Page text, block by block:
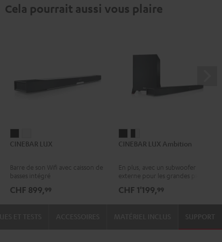
Cela pourrait aussi vous plaire
LUXLUX
CINEBAR LUX
Barre de son Wifi avec caisson de
basses intégré
CHF 899,99
LUX
Noir
LUX
Noir
Blanc
CINEBAR LUX Ambition
En plus, avec un subwoofer
externe pour les grandes pièces
CHF 1'199,99
SUPPORT